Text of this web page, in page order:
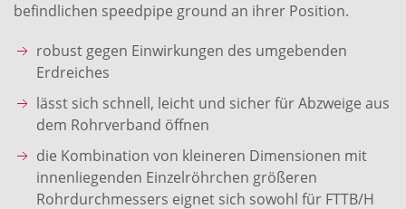
befindlichen speedpipe ground an ihrer Position.
robust gegen Einwirkungen des umgebenden
Erdreiches
lässt sich schnell, leicht und sicher für Abzweige aus
dem Rohrverband öffnen
die Kombination von kleineren Dimensionen mit
innenliegenden Einzelröhrchen größeren
Rohrdurchmessers eignet sich sowohl für FTTB/H